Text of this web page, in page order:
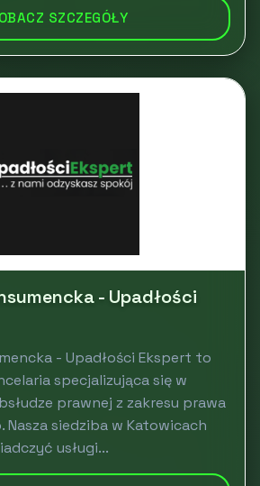
SZCZEGÓŁY
- Upadłości
- Upadłości Ekspert to
specjalizująca się w
prawnej z zakresu prawa
Nasza siedziba w Katowicach
usługi...